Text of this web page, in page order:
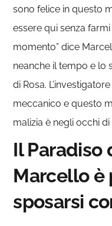
sono felice in questo
essere qui senza
momento” dice
neanche il tempo e lo
di Rosa.
meccanico e questo
malizia è negli occhi
Il Paradiso
Marcello è
sposarsi